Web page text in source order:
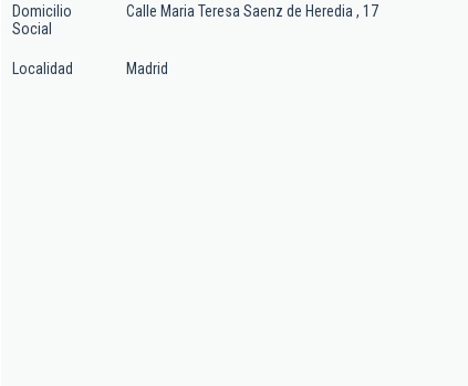
Domicilio
Social
Calle Maria Teresa Saenz de Heredia , 17
Localidad Madrid